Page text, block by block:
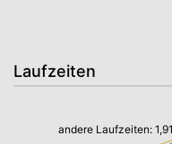
Laufzeiten
andere Laufzeiten: